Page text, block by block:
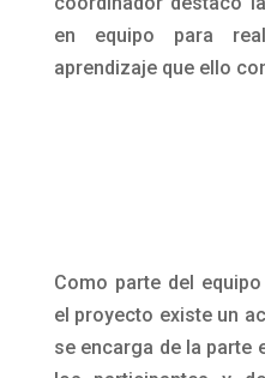
en equipo para
aprendizaje que ello
Como parte del
el proyecto existe un
se encarga de la parte